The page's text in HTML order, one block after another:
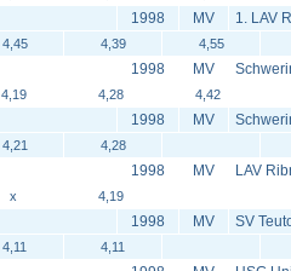
1998 MV 1. LAV
4,45 4,39 4,55
1998 MV
4,19 4,28 4,42
1998 MV
4,21 4,28
1998 MV LAV
x 4,19
1998 MV SV
4,11 4,11